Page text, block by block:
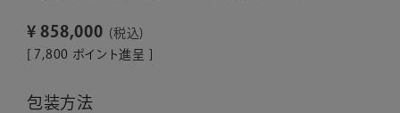
¥ 858,000
税込
[ 7,800 ポイント進呈 ]
包装方法